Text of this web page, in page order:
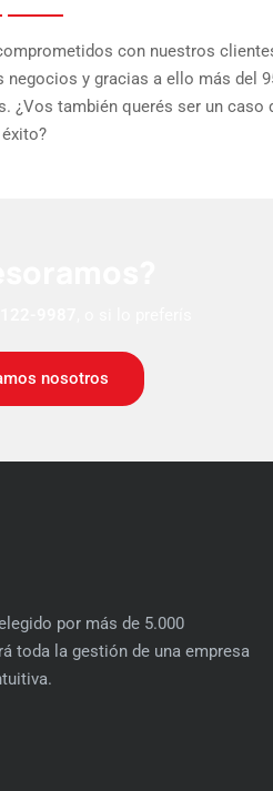
con nuestros
y gracias a ello más del
¿Vos también querés ser un caso
éxito?
nosotros
por más de 5.000
toda la gestión de una empresa